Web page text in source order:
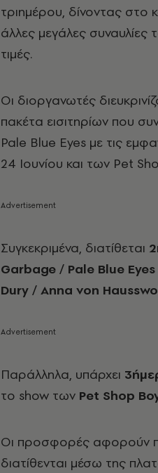
τριημέρου, δίνοντας στο
άλλες μεγάλες συναυλίες
τιμές.
Οι διοργανωτές
πακέτα εισιτηρίων που
Pale Blue Eyes με τις
24 Ιουνίου και των Pet
Συγκεκριμένα, διατίθεται
Garbage / Pale Blue Eyes
Dury / Anna von
Παράλληλα, υπάρχει
το show των Pet Shop
Οι προσφορές αφορούν
διατίθενται μέσω της